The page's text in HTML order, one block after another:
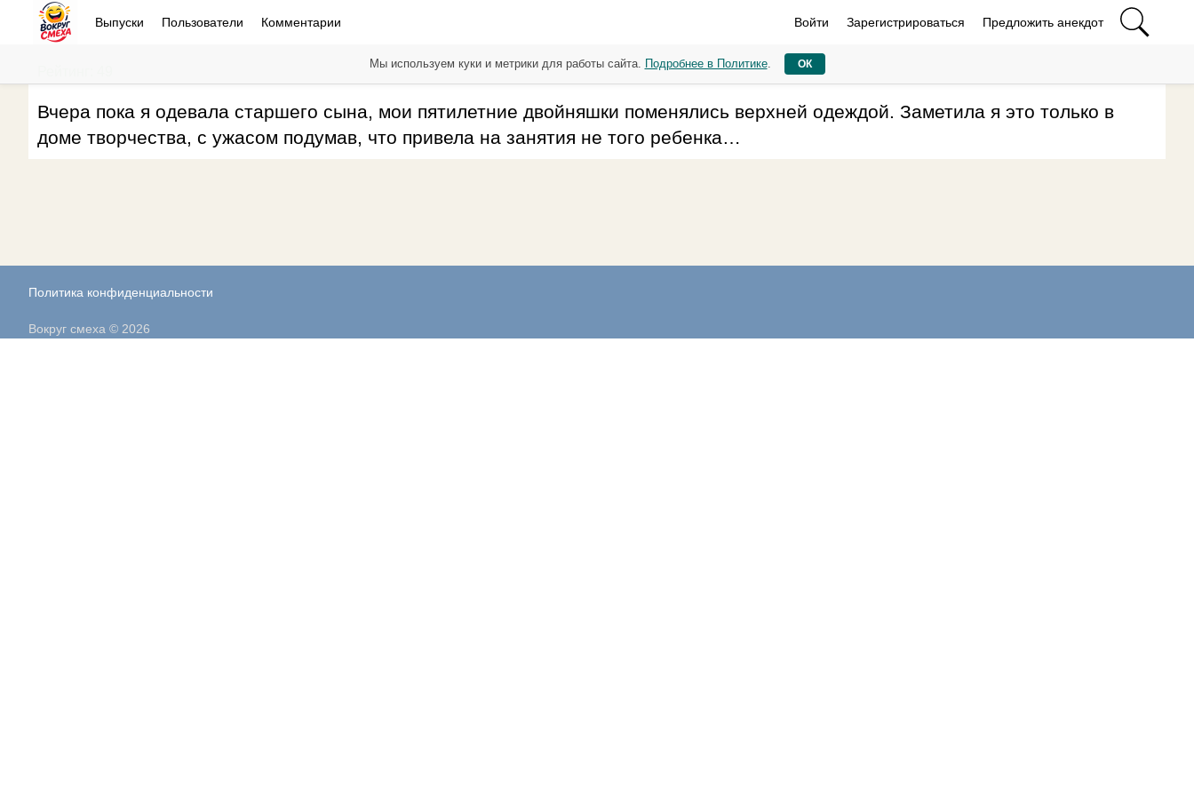
Выпуски Пользователи Комментарии Войти Зарегистрироваться Предложить анекдот
Вчера пока я одевала старшего сына, мои пятилетние двойняшки поменялись верхней одеждой. Заметила я это только в
доме творчества, с ужасом подумав, что привела на занятия не того ребенка…
Политика конфиденциальности
Мы используем куки и метрики для работы сайта. Подробнее в Политике. ОК
Вокруг смеха © 2026